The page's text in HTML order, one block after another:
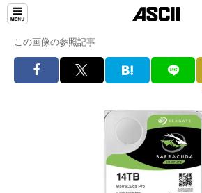
この画像の参照記事